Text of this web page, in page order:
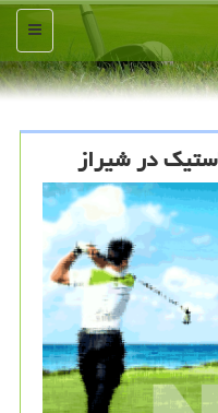
منو
در شیراز